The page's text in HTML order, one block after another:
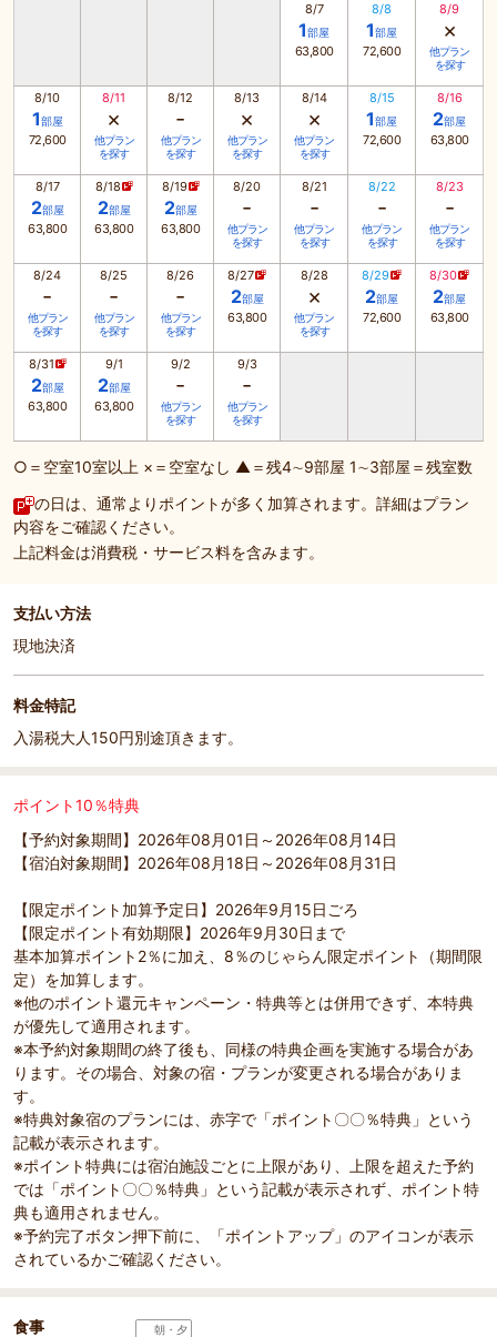
8/7
1部屋
63,800
8/8
1部屋
72,600
8/9
×
他プラン
を探す
8/10
1部屋
72,600
8/11
×
他プラン
を探す
8/12
-
他プラン
を探す
8/13
×
他プラン
を探す
8/14
×
他プラン
を探す
8/15
1部屋
72,600
8/16
2部屋
63,800
8/17
2部屋
63,800
8/18
2部屋
63,800
8/19
2部屋
63,800
8/20
-
他プラン
を探す
8/21
-
他プラン
を探す
8/22
-
他プラン
を探す
8/23
-
他プラン
を探す
8/24
-
他プラン
を探す
8/25
-
他プラン
を探す
8/26
-
他プラン
を探す
8/27
2部屋
63,800
8/28
×
他プラン
を探す
8/29
2部屋
72,600
8/30
2部屋
63,800
8/31
2部屋
63,800
9/1
2部屋
63,800
9/2
-
他プラン
を探す
9/3
-
他プラン
を探す
○＝空室10室以上 ×＝空室なし ▲＝残4∼9部屋 1∼3部屋＝残室数
の日は、通常よりポイントが多く加算されます。詳細はプラン
内容をご確認ください。
上記料金は消費税・サービス料を含みます。
支払い方法
現地決済
料金特記
入湯税大人150円別途頂きます。
ポイント10％特典
【予約対象期間】2026年08月01日～2026年08月14日
【宿泊対象期間】2026年08月18日～2026年08月31日
【限定ポイント加算予定日】2026年9月15日ごろ
【限定ポイント有効期限】2026年9月30日まで
基本加算ポイント2％に加え、8％のじゃらん限定ポイント（期間限
定）を加算します。
※他のポイント還元キャンペーン・特典等とは併用できず、本特典
が優先して適用されます。
※本予約対象期間の終了後も、同様の特典企画を実施する場合があ
ります。その場合、対象の宿・プランが変更される場合がありま
す。
※特典対象宿のプランには、赤字で「ポイント〇〇％特典」という
記載が表示されます。
※ポイント特典には宿泊施設ごとに上限があり、上限を超えた予約
では「ポイント〇〇％特典」という記載が表示されず、ポイント特
典も適用されません。
※予約完了ボタン押下前に、「ポイントアップ」のアイコンが表示
されているかご確認ください。
食事 朝・夕